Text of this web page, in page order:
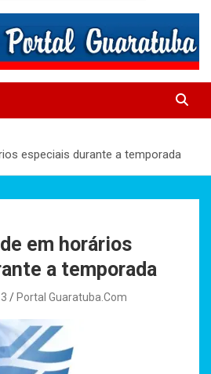
especiais durante a temporada
em horários
a temporada
Portal Guaratuba.Com